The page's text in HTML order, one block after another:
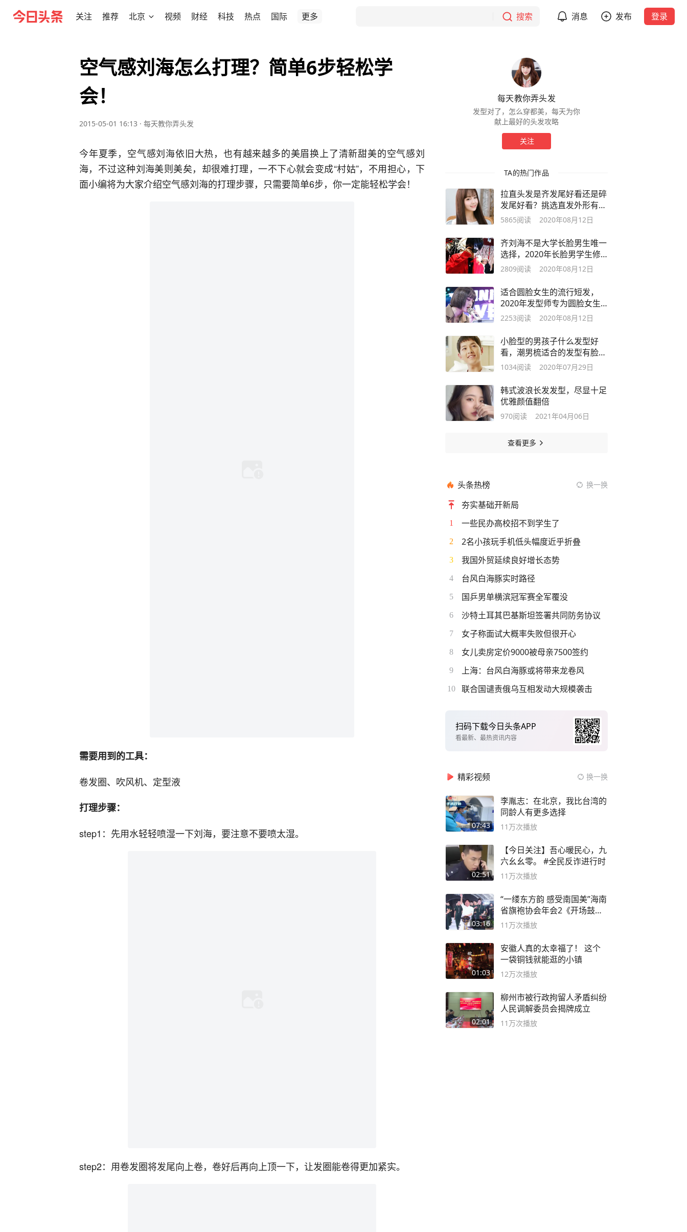
关注 推荐 北京 视频 财经 科技 热点 国际 更多 搜索 消息 发布 登录
空气感刘海怎么打理？简单6步轻松学
会！
2015-05-01 16:13 · 每天教你弄头发
今年夏季，空气感刘海依旧大热，也有越来越多的美眉换上了清新甜美的空气感刘
海，不过这种刘海美则美矣，却很难打理，一不下心就会变成“村姑”，不用担心，下
面小编将为大家介绍空气感刘海的打理步骤，只需要简单6步，你一定能轻松学会！
需要用到的工具：
卷发圈、吹风机、定型液
打理步骤：
step1：先用水轻轻喷湿一下刘海，要注意不要喷太湿。
step2：用卷发圈将发尾向上卷，卷好后再向上顶一下，让发圈能卷得更加紧实。
每天教你弄头发
发型对了，怎么穿都美，每天为你
献上最好的头发攻略
关注
TA的热门作品
拉直头发是齐发尾好看还是碎
发尾好看？挑选直发外形有教
程全解
5865阅读 2020年08月12日
齐刘海不是大学长脸男生唯一
选择，2020年长脸男学生修
颜百变刘海
2809阅读 2020年08月12日
适合圆脸女生的流行短发，
2020年发型师专为圆脸女生
设计的短发
2253阅读 2020年08月12日
小脸型的男孩子什么发型好
看，潮男梳适合的发型有脸型
在不用愁
1034阅读 2020年07月29日
韩式波浪长发发型，尽显十足
优雅颜值翻倍
970阅读 2021年04月06日
查看更多
头条热榜 换一换
夯实基础开新局
1 一些民办高校招不到学生了
2 2名小孩玩手机低头幅度近乎折叠
3 我国外贸延续良好增长态势
4 台风白海豚实时路径
5 国乒男单横滨冠军赛全军覆没
6 沙特土耳其巴基斯坦签署共同防务协议
7 女子称面试大概率失败但很开心
8 女儿卖房定价9000被母亲7500签约
9 上海：台风白海豚或将带来龙卷风
10 联合国谴责俄乌互相发动大规模袭击
扫码下载今日头条APP
看最新、最热资讯内容
精彩视频 换一换
07:43
李胤志：在北京，我比台湾的
同龄人有更多选择
11万次播放
02:51
【今日关注】吾心暖民心，九
六幺幺零。 #全民反诈进行时
11万次播放
03:16
“一缕东方韵 感受南国美”海南
省旗袍协会年会2《开场鼓》
二团
11万次播放
01:03
安徽人真的太幸福了！ 这个
一袋铜钱就能逛的小镇
12万次播放
02:01
柳州市被行政拘留人矛盾纠纷
人民调解委员会揭牌成立
11万次播放